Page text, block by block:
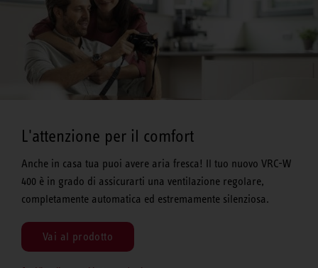
L'attenzione per il comfort
Anche in casa tua puoi avere aria fresca! Il tuo nuovo VRC-W
400 è in grado di assicurarti una ventilazione regolare,
completamente automatica ed estremamente silenziosa.
Vai al prodotto